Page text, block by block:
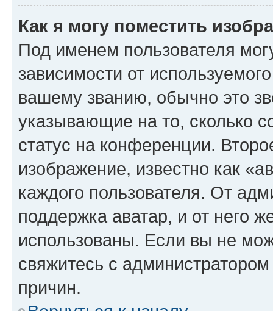
Как я могу поместить
Под именем пользователя
зависимости от
вашему званию, обычно это
указывающие на то, сколько
статус на конференции.
изображение, известно как
каждого пользователя. От
поддержка аватар, и от него
использованы. Если вы не
свяжитесь с
причин.